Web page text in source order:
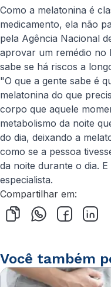
Como a melatonina é
medicamento, ela não
pela Agência Nacional
aprovar um remédio no
sabe se há riscos a
"O que a gente sabe é
melatonina do que
corpo que aquele
metabolismo da noite
do dia, deixando a
como se a pessoa
da noite durante o dia.
especialista.
Compartilhar em:
Você também